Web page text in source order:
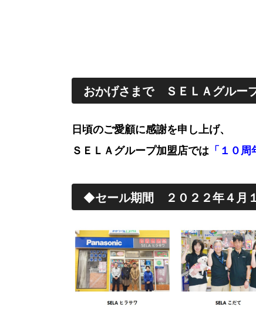
おかげさまで ＳＥＬＡグルー
日頃のご愛顧に感謝を申し上げ、
ＳＥＬＡグループ加盟店では 「１０
◆セール期間 ２０２２年４